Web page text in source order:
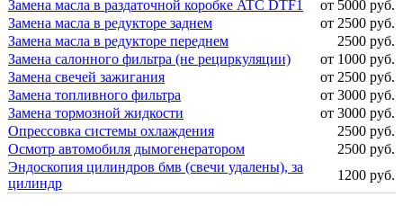
Замена масла в раздаточной коробке ATC DTF1
от 5000 руб.
Замена масла в редукторе заднем
от 2500 руб.
Замена масла в редукторе переднем
2500 руб.
Замена салонного фильтра (не рециркуляции)
от 1000 руб.
Замена свечей зажигания
от 2500 руб.
Замена топливного фильтра
от 3000 руб.
Замена тормозной жидкости
от 3000 руб.
Опрессовка системы охлаждения
2500 руб.
Осмотр автомобиля дымогенератором
2500 руб.
Эндоскопия цилиндров бмв (свечи удалены), за
цилиндр
1200 руб.